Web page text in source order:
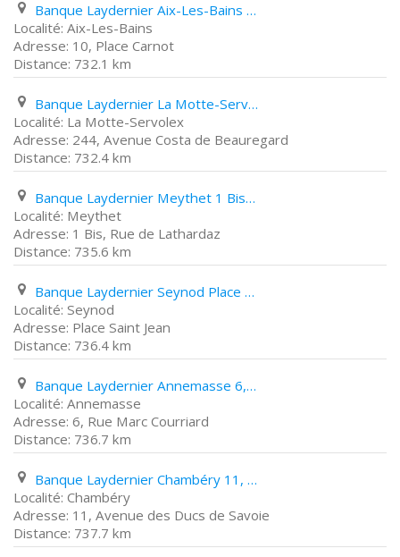
Banque Laydernier Aix-Les-Bains 10, Place Carnot
Aix-Les-Bains
10, Place Carnot
732.1 km
Banque Laydernier La Motte-Servolex 244, Avenue Costa de Beauregard
La Motte-Servolex
244, Avenue Costa de Beauregard
732.4 km
Banque Laydernier Meythet 1 Bis, Rue de Lathardaz
Meythet
1 Bis, Rue de Lathardaz
735.6 km
Banque Laydernier Seynod Place Saint Jean
Seynod
Place Saint Jean
736.4 km
Banque Laydernier Annemasse 6, Rue Marc Courriard
Annemasse
6, Rue Marc Courriard
736.7 km
Banque Laydernier Chambéry 11, Avenue des Ducs de Savoie
Chambéry
11, Avenue des Ducs de Savoie
737.7 km